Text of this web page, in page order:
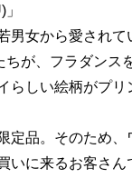
男女から愛され
ちが、フラダンス
らしい絵柄がプリ
定品。そのため
いに来るお客さん